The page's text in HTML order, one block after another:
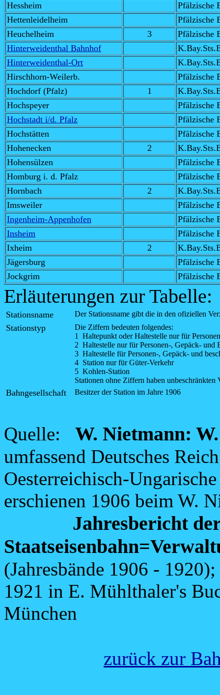
Hessheim
Pfälzische
Hettenleidelheim
Pfälzische
Heuchelheim
3
Pfälzische
Hinterweidenthal Bahnhof
Hinterweidenthal-Ort
Hirschhorn-Weilerb.
Pfälzische
Hochdorf (Pfalz)
1
Hochspeyer
Pfälzische
Hochstadt i/d. Pfalz
Pfälzische
Hochstätten
Pfälzische
Hohenecken
2
Hohensülzen
Pfälzische
Homburg i. d. Pfalz
Pfälzische
Hornbach
2
Imsweiler
Pfälzische
Ingenheim-Appenhofen
Pfälzische
Insheim
Pfälzische
Ixheim
2
Jägersburg
Pfälzische
Jockgrim
Pfälzische
Erläuterungen zur Tabelle:
Stationsname Der Stationsname gibt die in den ofiziellen
Stationstyp
Die Ziffern bedeuten folgendes:
1 Haltepunkt oder Haltestelle nur für
2 Haltestelle nur für Personen-, Gepäck- und
3 Haltestelle für Personen-, Gepäck- und
4 Station nur für Güter-Verkehr
5 Kohlen-Station
Stationen ohne Ziffern haben unbeschränkten
Bahngesellschaft Besitzer der Station im Jahre 1906
Quelle: W. Nietmann:
umfassend Deutsches
Oesterreichisch-
erschienen 1906 beim W.
Jahresbericht
(Jahresbände 1906 -
1921 in E. Mühlthaler's
München
zurück zur